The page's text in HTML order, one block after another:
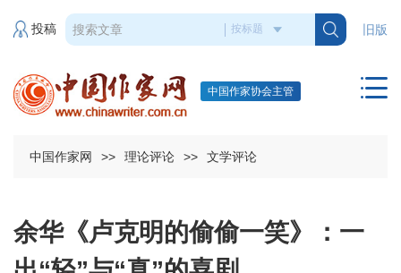
旧版
投稿
中国作家协会主管
中国作家网 >> 理论评论 >> 文学评论
余华《卢克明的偷偷一笑》：一